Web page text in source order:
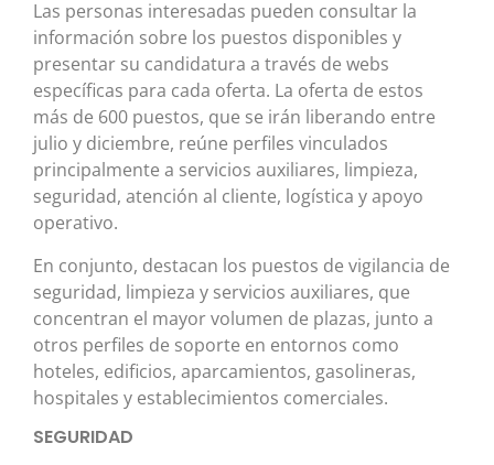
Las personas interesadas pueden consultar la
información sobre los puestos disponibles y
presentar su candidatura a través de webs
específicas para cada oferta. La oferta de estos
más de 600 puestos, que se irán liberando entre
julio y diciembre, reúne perfiles vinculados
principalmente a servicios auxiliares, limpieza,
seguridad, atención al cliente, logística y apoyo
operativo.
En conjunto, destacan los puestos de vigilancia de
seguridad, limpieza y servicios auxiliares, que
concentran el mayor volumen de plazas, junto a
otros perfiles de soporte en entornos como
hoteles, edificios, aparcamientos, gasolineras,
hospitales y establecimientos comerciales.
SEGURIDAD